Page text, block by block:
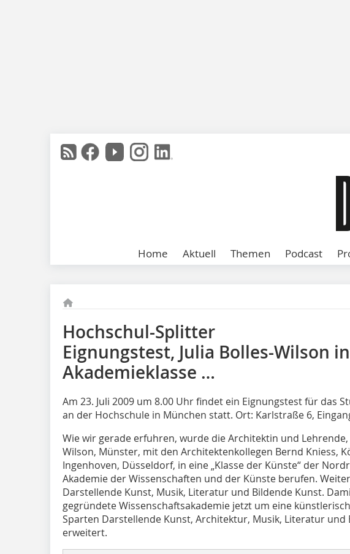
Home Aktuell Themen Podcast
Hochschul-Splitter
Eignungstest, Julia Bolles-Wilson in
Akademieklasse …
Am 23. Juli 2009 um 8.00 Uhr findet ein Eignungstest für das
an der Hochschule in München statt. Ort: Karlstraße 6,
Wie wir gerade erfuhren, wurde die Architektin und Lehrende,
Wilson, Münster, mit den Architektenkollegen Bernd Kniess,
Ingenhoven, Düsseldorf, in eine „Klasse der Künste“ der
Akademie der Wissenschaften und der Künste berufen.
Darstellende Kunst, Musik, Literatur und Bildende Kunst.
gegründete Wissenschaftsakademie jetzt um eine
Sparten Darstellende Kunst, Architektur, Musik, Literatur und
erweitert.